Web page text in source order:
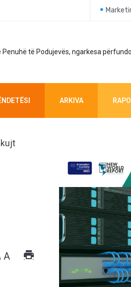
të Podujevës, ngarkesa
ARKIVA
A